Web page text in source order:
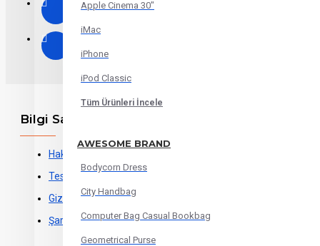
Apple Cinema 30"
iMac
iPhone
iPod Classic
Tüm Ürünleri İncele
AWESOME BRAND
Bodycorn Dress
City Handbag
Computer Bag Casual Bookbag
Geometrical Purse
Bilgi Sayfaları
Hakkımızda
Teslimat Bilgileri
Gizlilik Sözleşmesi
Şartlar ve Sözleşmeler